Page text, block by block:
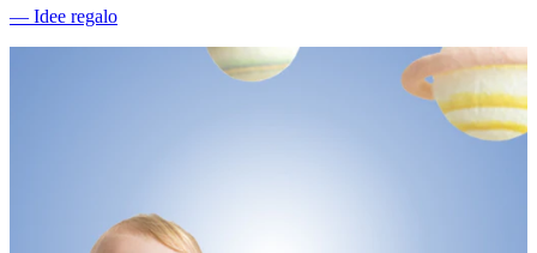
― Idee regalo